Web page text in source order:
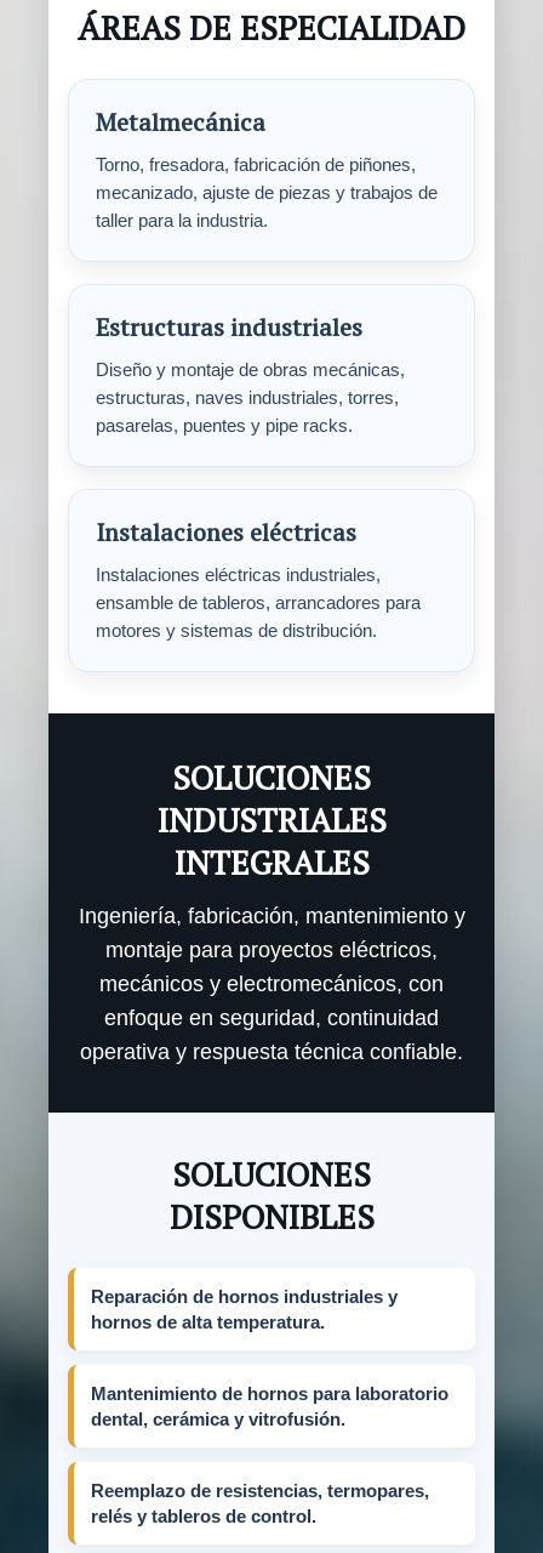
ÁREAS DE ESPECIALIDAD
Metalmecánica
Torno, fresadora, fabricación de piñones,
mecanizado, ajuste de piezas y trabajos de
taller para la industria.
Estructuras industriales
Diseño y montaje de obras mecánicas,
estructuras, naves industriales, torres,
pasarelas, puentes y pipe racks.
Instalaciones eléctricas
Instalaciones eléctricas industriales,
ensamble de tableros, arrancadores para
motores y sistemas de distribución.
SOLUCIONES
INDUSTRIALES
INTEGRALES
Ingeniería, fabricación, mantenimiento y
montaje para proyectos eléctricos,
mecánicos y electromecánicos, con
enfoque en seguridad, continuidad
operativa y respuesta técnica confiable.
SOLUCIONES
DISPONIBLES
Reparación de hornos industriales y
hornos de alta temperatura.
Mantenimiento de hornos para laboratorio
dental, cerámica y vitrofusión.
Reemplazo de resistencias, termopares,
relés y tableros de control.